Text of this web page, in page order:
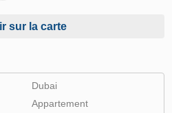
sur la carte
Dubai
Appartement